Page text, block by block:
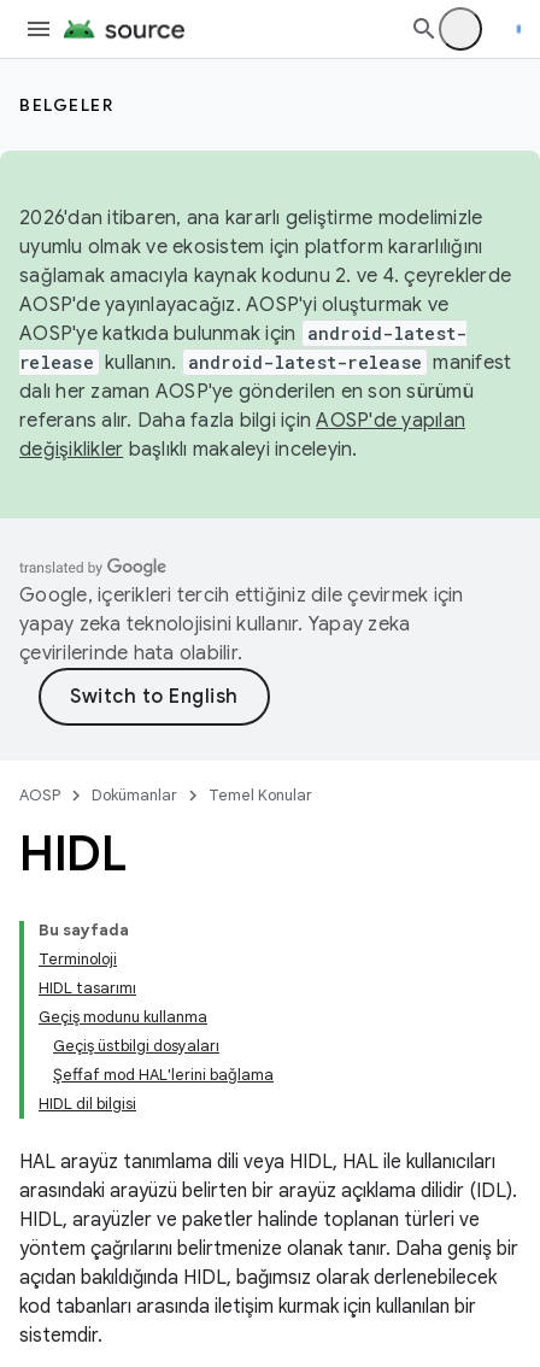
BELGELER
2026'dan itibaren, ana kararlı geliştirme modelimizle
uyumlu olmak ve ekosistem için platform kararlılığını
sağlamak amacıyla kaynak kodunu 2. ve 4. çeyreklerde
AOSP'de yayınlayacağız. AOSP'yi oluşturmak ve
AOSP'ye katkıda bulunmak için
android-latest-
release kullanın. android-latest-release manifest
dalı her zaman AOSP'ye gönderilen en son sürümü
referans alır. Daha fazla bilgi içinAOSP'de yapılan
değişiklikler başlıklı makaleyi inceleyin.
Google, içerikleri tercih ettiğiniz dile çevirmek için
yapay zeka teknolojisini kullanır. Yapay zeka
çevirilerinde hata olabilir.
AOSP Dokümanlar Temel Konular
HIDL
Bu sayfada
Terminoloji
HIDL tasarımı
Geçiş modunu kullanma
Geçiş üstbilgi dosyaları
Şeffaf mod HAL'lerini bağlama
HIDL dil bilgisi
HAL arayüz tanımlama dili veya HIDL, HAL ile kullanıcıları
arasındaki arayüzü belirten bir arayüz açıklama dilidir (IDL).
HIDL, arayüzler ve paketler halinde toplanan türleri ve
yöntem çağrılarını belirtmenize olanak tanır. Daha geniş bir
açıdan bakıldığında HIDL, bağımsız olarak derlenebilecek
kod tabanları arasında iletişim kurmak için kullanılan bir
sistemdir.